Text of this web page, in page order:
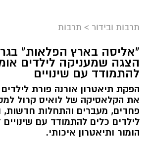
תרבות ובידור > תרבות
"אליסה בארץ הפלאות"
הצגה שמעניקה לילדים
להתמודד עם שינויים
הפקת תיאטרון אורנה פורת
את הקלאסיקה של לואיס קרול
פחדים, מעברים והתחלות חדשות,
לילדים כלים להתמודד עם שינויים
הומור ותיאטרון איכותי.